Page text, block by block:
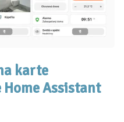
karte
Assistant